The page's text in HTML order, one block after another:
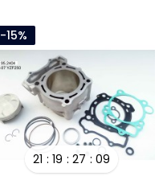
-15%
21 19 27 08